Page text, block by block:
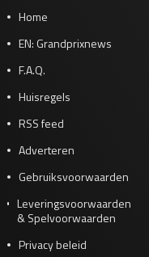
Home
EN: Grandprixnews
F.A.Q.
Huisregels
RSS feed
Adverteren
Gebruiksvoorwaarden
Leveringsvoorwaarden
& Spelvoorwaarden
Privacy beleid